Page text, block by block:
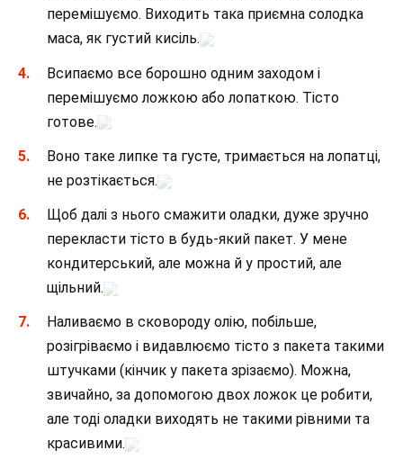
перемішуємо. Виходить така приємна солодка
маса, як густий кисіль.
Всипаємо все борошно одним заходом і
перемішуємо ложкою або лопаткою. Тісто
готове.
Воно таке липке та густе, тримається на лопатці,
не розтікається.
Щоб далі з нього смажити оладки, дуже зручно
перекласти тісто в будь-який пакет. У мене
кондитерський, але можна й у простий, але
щільний.
Наливаємо в сковороду олію, побільше,
розігріваємо і видавлюємо тісто з пакета такими
штучками (кінчик у пакета зрізаємо). Можна,
звичайно, за допомогою двох ложок це робити,
але тоді оладки виходять не такими рівними та
красивими.